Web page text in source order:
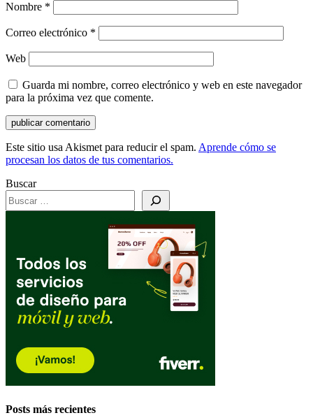
Nombre *
Correo electrónico *
Web
Guarda mi nombre, correo electrónico y web en este navegador
para la próxima vez que comente.
Este sitio usa Akismet para reducir el spam. Aprende cómo se
procesan los datos de tus comentarios.
Buscar
Posts más recientes